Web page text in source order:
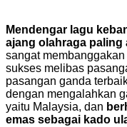
Mendengar lagu
ajang olahraga paling
sangat
sukses melibas
pasangan ganda
dengan mengalahkan
yaitu Malaysia, dan
emas sebagai kado